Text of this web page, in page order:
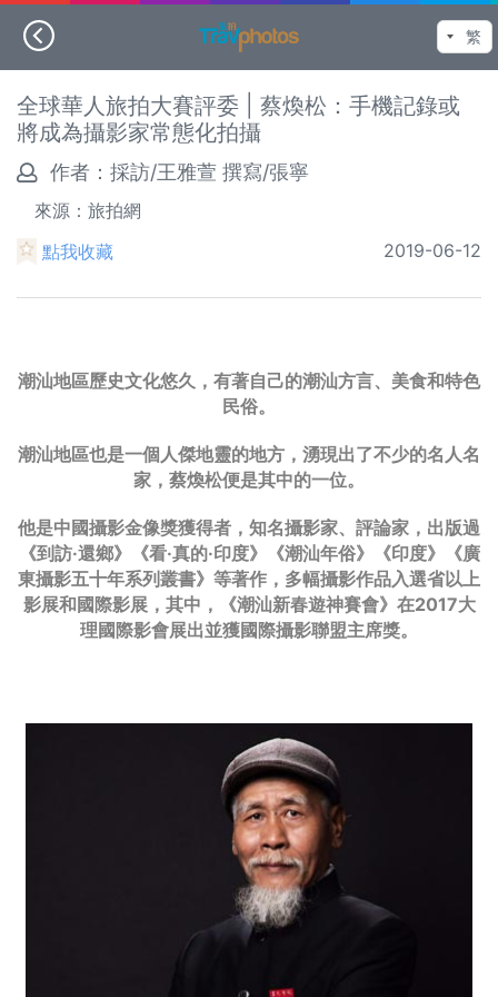
全球華人旅拍大賽評委 | 蔡煥松：手機記錄或
將成為攝影家常態化拍攝
作者： 採訪/王雅萱 撰寫/張寧
來源：旅拍網
點我收藏
2019-06-12
潮汕地區歷史文化悠久，有著自己的潮汕方言、美食和特色
民俗。
潮汕地區也是一個人傑地靈的地方，湧現出了不少的名人名
家，蔡煥松便是其中的一位。
他是中國攝影金像獎獲得者，知名攝影家、評論家，出版過
《到訪·還鄉》《看·真的·印度》《潮汕年俗》《印度》《廣
東攝影五十年系列叢書》等著作，多幅攝影作品入選省以上
影展和國際影展，其中，《潮汕新春遊神賽會》在2017大
理國際影會展出並獲國際攝影聯盟主席獎。